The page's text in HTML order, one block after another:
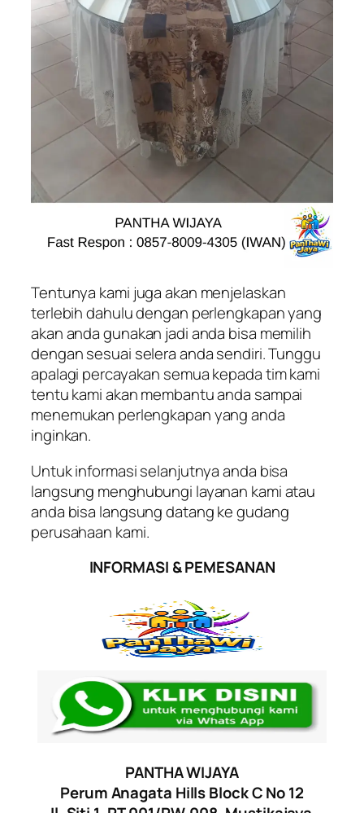
Tentunya kami juga akan menjelaskan
terlebih dahulu dengan perlengkapan yang
akan anda gunakan jadi anda bisa memilih
dengan sesuai selera anda sendiri. Tunggu
apalagi percayakan semua kepada tim kami
tentu kami akan membantu anda sampai
menemukan perlengkapan yang anda
inginkan.
Untuk informasi selanjutnya anda bisa
langsung menghubungi layanan kami atau
anda bisa langsung datang ke gudang
perusahaan kami.
INFORMASI & PEMESANAN
PANTHA WIJAYA
Perum Anagata Hills Block C No 12